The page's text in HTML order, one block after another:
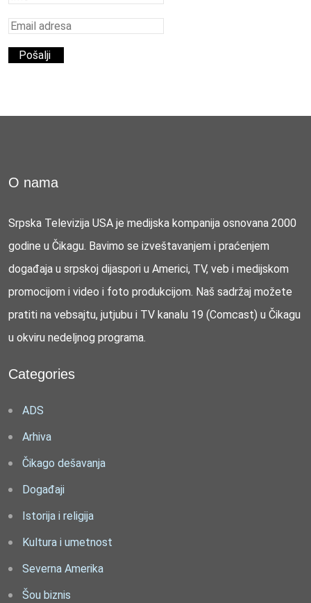
O nama
Srpska Televizija USA je medijska kompanija osnovana 2000
godine u Čikagu. Bavimo se izveštavanjem i praćenjem
događaja u srpskoj dijaspori u Americi, TV, veb i medijskom
promocijom i video i foto produkcijom. Naš sadržaj možete
pratiti na vebsajtu, jutjubu i TV kanalu 19 (Comcast) u Čikagu
u okviru nedeljnog programa.
Categories
ADS
Arhiva
Čikago dešavanja
Događaji
Istorija i religija
Kultura i umetnost
Severna Amerika
Šou biznis